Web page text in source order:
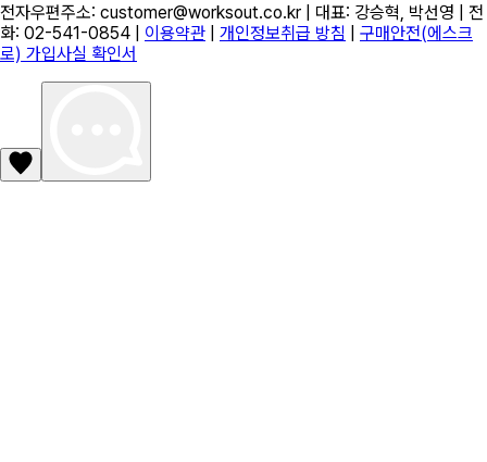
전자우편주소: customer@worksout.co.kr | 대표: 강승혁, 박선영 | 전
화: 02-541-0854 |
이용약관 개인정보취급 방침
구매안전(에스크
로) 가입사실 확인서